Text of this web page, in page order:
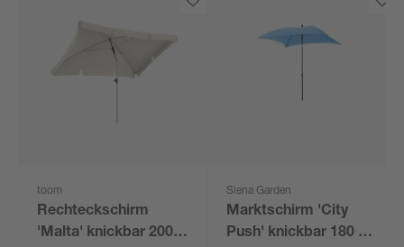
toom
Rechteckschirm
'Malta' knickbar 200 x
Siena Garden
Marktschirm 'City
Push' knickbar 180 x